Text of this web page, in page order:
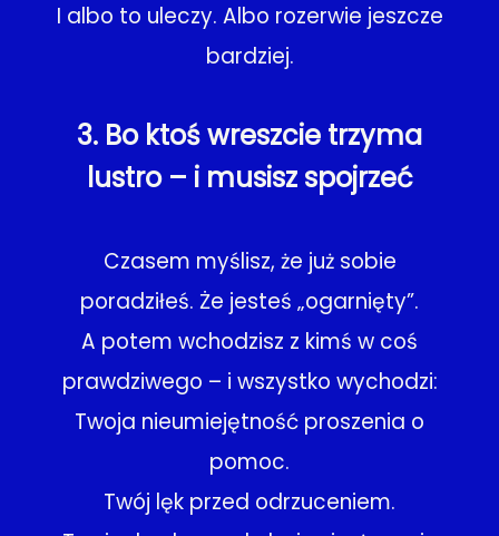
I albo to uleczy. Albo rozerwie jeszcze
bardziej.
3. Bo ktoś wreszcie trzyma
lustro – i musisz spojrzeć
Czasem myślisz, że już sobie
poradziłeś. Że jesteś „ogarnięty”.
A potem wchodzisz z kimś w coś
prawdziwego – i wszystko wychodzi:
Twoja nieumiejętność proszenia o
pomoc.
Twój lęk przed odrzuceniem.